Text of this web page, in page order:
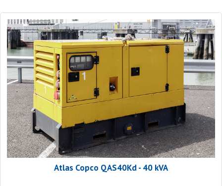
Atlas Copco QAS40Kd - 40 kVA